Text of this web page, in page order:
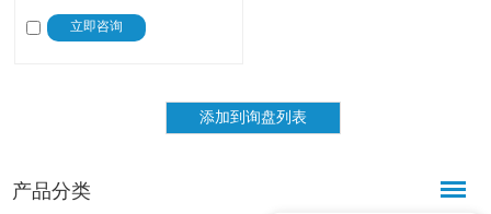
能环保，高低清洗臂摆动自如，喷
立即咨询
产品分类